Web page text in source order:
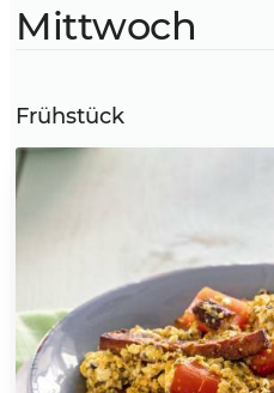
Mittwoch
Frühstück